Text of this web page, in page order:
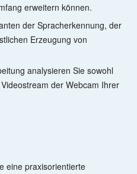
erweitern können.
der Spracherkennung, der
Erzeugung von
analysieren Sie sowohl
der Webcam Ihrer
eine praxisorientierte